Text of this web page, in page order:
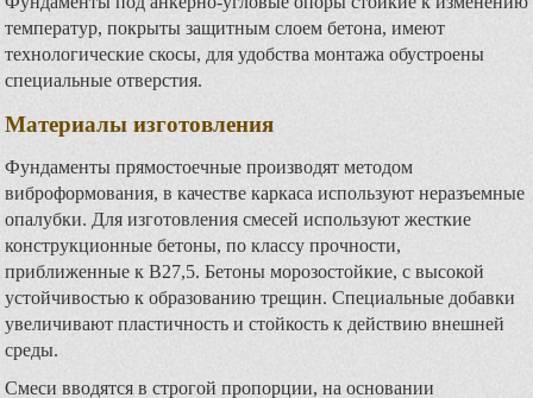
температур, покрыты защитным слоем бетона, имеют
технологические скосы, для удобства монтажа обустроены
специальные отверстия.
Материалы изготовления
Фундаменты прямостоечные производят методом
виброформования, в качестве каркаса используют неразъемные
опалубки. Для изготовления смесей используют жесткие
конструкционные бетоны, по классу прочности,
приближенные к В27,5. Бетоны морозостойкие, с высокой
устойчивостью к образованию трещин. Специальные добавки
увеличивают пластичность и стойкость к действию внешней
среды.
Смеси вводятся в строгой пропорции, на основании